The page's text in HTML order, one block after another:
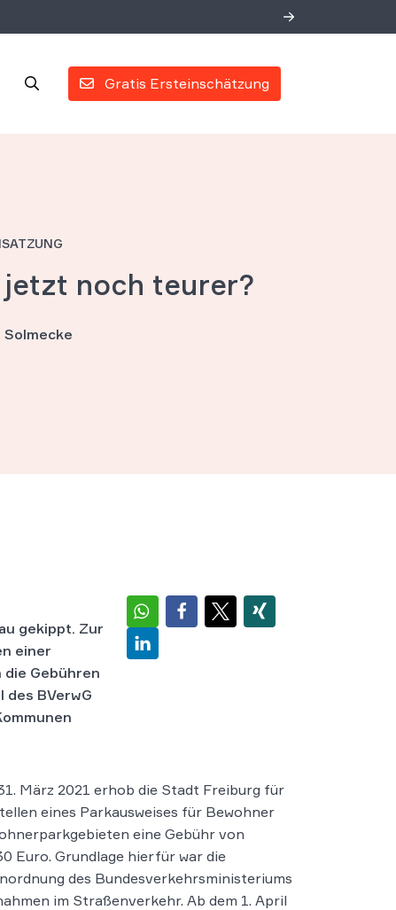
Gratis Ersteinschätzung
jetzt noch teurer?
gekippt. Zur
einer
die Gebühren
BVerwG
März 2021 erhob die Stadt Freiburg für
eines Parkausweises für Bewohner
eine Gebühr von
Euro. Grundlage hierfür war die
des Bundesverkehrsministeriums
im Straßenverkehr. Ab dem 1. April